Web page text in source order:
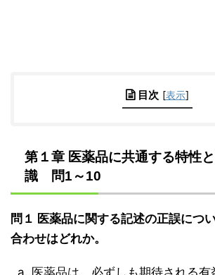
目次 [表示]
第１章 医薬品に共通する特性
識 問1～10
問１ 医薬品に関する記述の正誤につ
合わせはどれか。